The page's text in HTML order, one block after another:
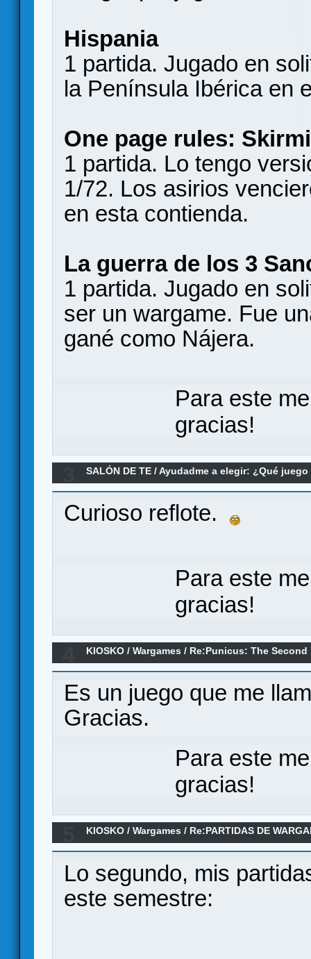
Hispania
1 partida. Jugado en
la Península Ibérica en
One page rules:
1 partida. Lo tengo
1/72. Los asirios
en esta contienda.
La guerra de los 3
1 partida. Jugado en
ser un wargame. Fue
gané como Nájera.
Para este
gracias!
SALÓN DE TE /Ayudadme a elegir: ¿Qué
Curioso reflote.
Para este
gracias!
KIOSKO /Wargames / Re:Punicus: The Second
Es un juego que me
Gracias.
Para este
gracias!
KIOSKO /Wargames / Re:PARTIDAS DE
Lo segundo, mis
este semestre: